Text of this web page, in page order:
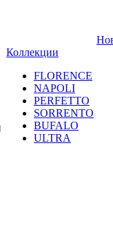
Коллекции
FLORENCE
NAPOLI
PERFETTO
SORRENTO
BUFALO
ULTRA